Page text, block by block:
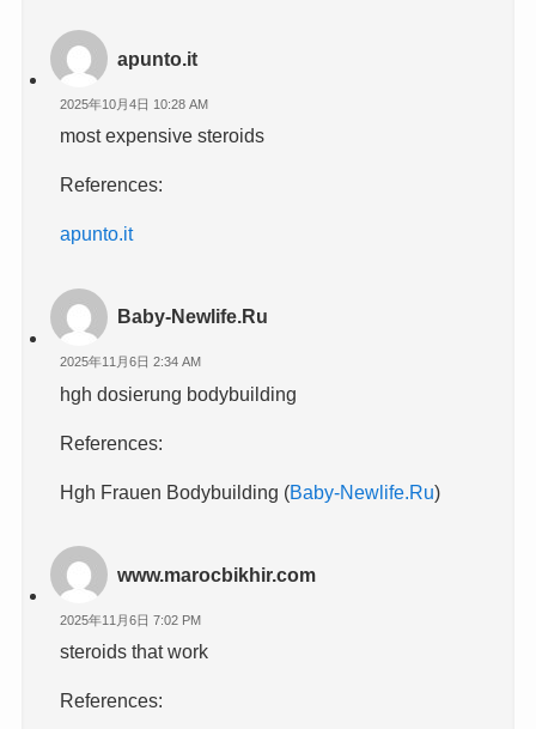
apunto.it
2025年10月4日 10:28 AM
most expensive steroids
References:
apunto.it
Baby-Newlife.Ru
2025年11月6日 2:34 AM
hgh dosierung bodybuilding
References:
Hgh Frauen Bodybuilding (Baby-Newlife.Ru)
www.marocbikhir.com
2025年11月6日 7:02 PM
steroids that work
References: